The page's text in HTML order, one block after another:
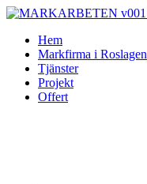
Skip
contentHem
Markfirma i Roslagen
Tjänster
Projekt
Offert